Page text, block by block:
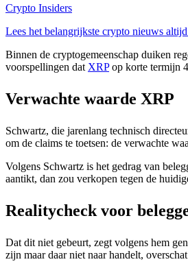
Crypto Insiders
Lees het belangrijkste crypto nieuws
Binnen de cryptogemeenschap duiken
voorspellingen dat XRPop korte termijn
Verwachte waarde XRP
Schwartz, die jarenlang technisch
om de claims te toetsen: de verwachte
Volgens Schwartz is het gedrag van
aantikt, dan zou verkopen tegen de
Realitycheck voor
Dat dit niet gebeurt, zegt volgens hem
zijn maar daar niet naar handelt,